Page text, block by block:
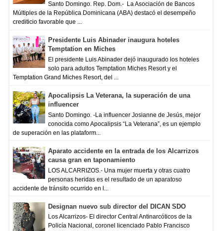
Santo Domingo. Rep. Dom.- La Asociación de Bancos
Múltiples de la República Dominicana (ABA) destacó el desempeño
crediticio favorable que ...
Presidente Luis Abinader inaugura hoteles
Temptation en Miches
El presidente Luis Abinader dejó inaugurado los hoteles
solo para adultos Temptation Miches Resort y el
Temptation Grand Miches Resort, del ...
Apocalipsis La Veterana, la superación de una
influencer
Santo Domingo. -La influencer Josianne de Jesús, mejor
conocida como Apocalipsis “La Veterana”, es un ejemplo
de superación en las plataform...
Aparato accidente en la entrada de los Alcarrizos
causa gran en taponamiento
LOS ALCARRIZOS.- Una mujer muerta y otras cuatro
personas heridas es el resultado de un aparatoso
accidente de tránsito ocurrido en l...
Designan nuevo sub director del DICAN SDO
Los Alcarrizos- El director Central Antinarcóticos de la
Policía Nacional, coronel licenciado Pablo Francisco